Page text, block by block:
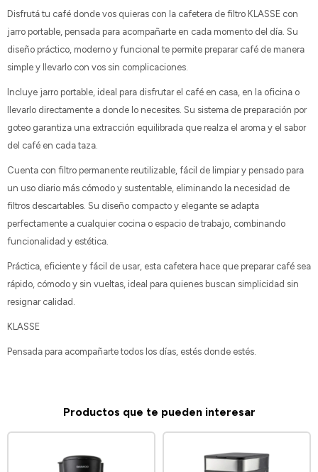
Disfrutá tu café donde vos quieras con la cafetera de filtro KLASSE con
jarro portable, pensada para acompañarte en cada momento del día. Su
diseño práctico, moderno y funcional te permite preparar café de manera
simple y llevarlo con vos sin complicaciones.
Incluye jarro portable, ideal para disfrutar el café en casa, en la oficina o
llevarlo directamente a donde lo necesites. Su sistema de preparación por
goteo garantiza una extracción equilibrada que realza el aroma y el sabor
del café en cada taza.
Cuenta con filtro permanente reutilizable, fácil de limpiar y pensado para
un uso diario más cómodo y sustentable, eliminando la necesidad de
filtros descartables. Su diseño compacto y elegante se adapta
perfectamente a cualquier cocina o espacio de trabajo, combinando
funcionalidad y estética.
Práctica, eficiente y fácil de usar, esta cafetera hace que preparar café sea
rápido, cómodo y sin vueltas, ideal para quienes buscan simplicidad sin
resignar calidad.
KLASSE
Pensada para acompañarte todos los días, estés donde estés.
Productos que te pueden interesar